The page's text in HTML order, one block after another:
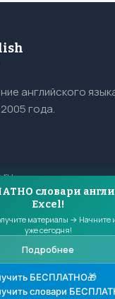
английского
года.
HomeEnglish. Все
материалов сайта
словари
Excel!
материалы → Начните
уже сегодня!
Подробнее
БЕСПЛАТНО🎁
словари